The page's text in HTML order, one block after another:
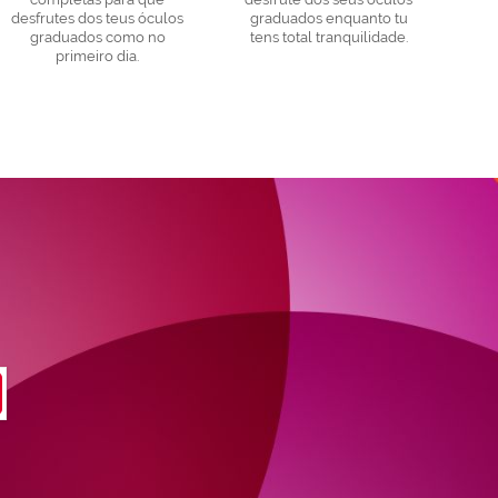
desfrutes dos teus óculos
graduados como no
primeiro dia.
graduados enquanto tu
tens total tranquilidade.